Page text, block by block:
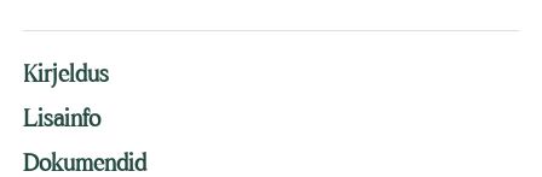
Kirjeldus
Lisainfo
Dokumendid